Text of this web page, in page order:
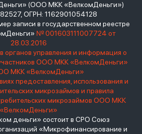
(ООО МКК «ВелкомДеньги»)
ОГРН: 1162901054128
записи в государственном реестре
№ 001603111007724 от
28.03.2016
органов управления и информация о
ООО МКК «ВелкомДеньги»
МКК «ВелкомДеньги»
предоставления, использования и
микрозаймов и правила
микрозаймов ООО МКК
«ВелкомДеньги»
деньги» состоит в СРО Союз
«Микрофинансирование и